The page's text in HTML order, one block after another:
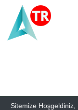
Sitemize Hoşgeldiniz,